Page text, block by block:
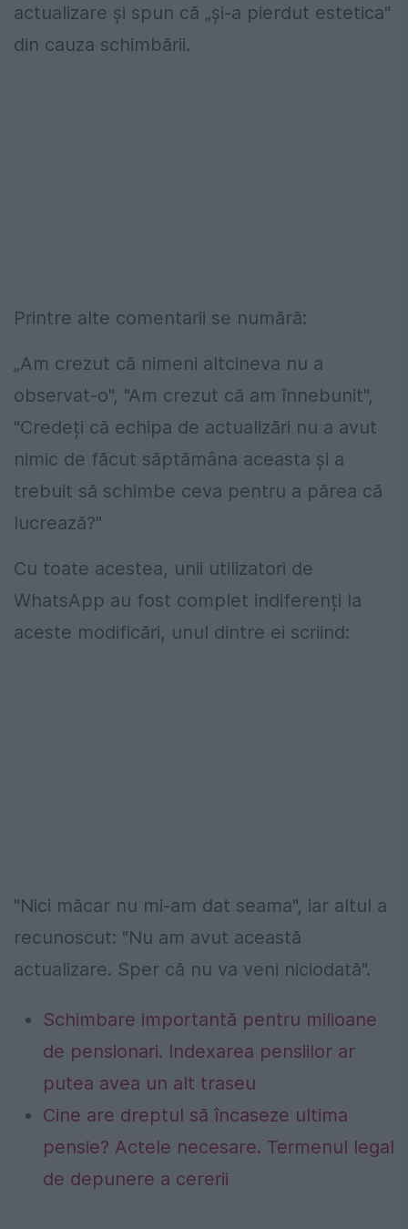
actualizare și spun că „și-a pierdut estetica"
din cauza schimbării.
Printre alte comentarii se numără:
„Am crezut că nimeni altcineva nu a
observat-o", "Am crezut că am înnebunit",
"Credeți că echipa de actualizări nu a avut
nimic de făcut săptămâna aceasta și a
trebuit să schimbe ceva pentru a părea că
lucrează?"
Cu toate acestea, unii utilizatori de
WhatsApp au fost complet indiferenți la
aceste modificări, unul dintre ei scriind:
"Nici măcar nu mi-am dat seama", iar altul a
recunoscut: "Nu am avut această
actualizare. Sper că nu va veni niciodată".
Schimbare importantă pentru milioane
de pensionari. Indexarea pensiilor ar
putea avea un alt traseu
Cine are dreptul să încaseze ultima
pensie? Actele necesare. Termenul legal
de depunere a cererii